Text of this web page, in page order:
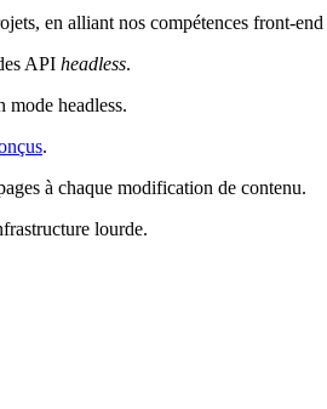
en alliant nos compétences front-end
API headless.
mode headless.
.
à chaque modification de contenu.
lourde.